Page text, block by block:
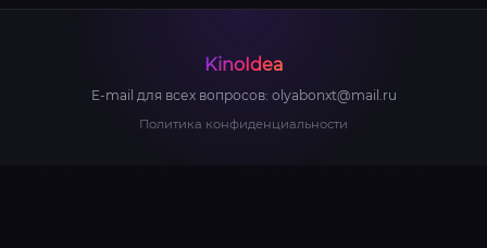
KinoIdea
E-mail для всех вопросов: olyabonxt@mail.ru
Политика конфиденциальности